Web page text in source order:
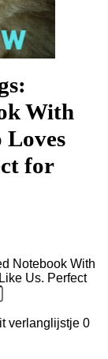
With
Loves
for
Notebook With
Us. Perfect
verlanglijstje 0